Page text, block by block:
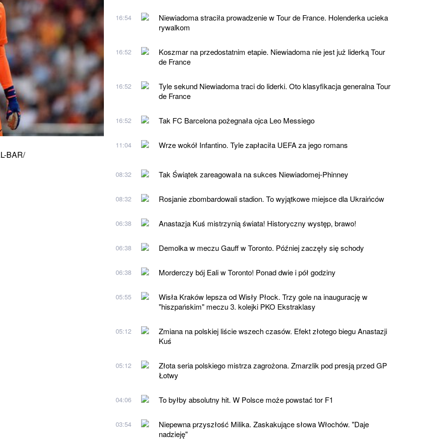
BAR/
16:54
Niewiadoma straciła prowadzenie w Tour de France. Holenderka ucieka
rywalkom
16:52
Koszmar na przedostatnim etapie. Niewiadoma nie jest już liderką Tour
de France
16:52
Tyle sekund Niewiadoma traci do liderki. Oto klasyfikacja generalna Tour
de France
16:52 Tak FC Barcelona pożegnała ojca Leo Messiego
11:04 Wrze wokół Infantino. Tyle zapłaciła UEFA za jego romans
08:32 Tak Świątek zareagowała na sukces Niewiadomej-Phinney
08:32 Rosjanie zbombardowali stadion. To wyjątkowe miejsce dla Ukraińców
06:38 Anastazja Kuś mistrzynią świata! Historyczny występ, brawo!
06:38 Demolka w meczu Gauff w Toronto. Później zaczęły się schody
06:38 Morderczy bój Eali w Toronto! Ponad dwie i pół godziny
05:55
Wisła Kraków lepsza od Wisły Płock. Trzy gole na inaugurację w
"hiszpańskim" meczu 3. kolejki PKO Ekstraklasy
05:12
Zmiana na polskiej liście wszech czasów. Efekt złotego biegu Anastazji
Kuś
05:12
Złota seria polskiego mistrza zagrożona. Zmarzlik pod presją przed GP
Łotwy
04:06 To byłby absolutny hit. W Polsce może powstać tor F1
03:54
Niepewna przyszłość Milika. Zaskakujące słowa Włochów. "Daje
nadzieję"